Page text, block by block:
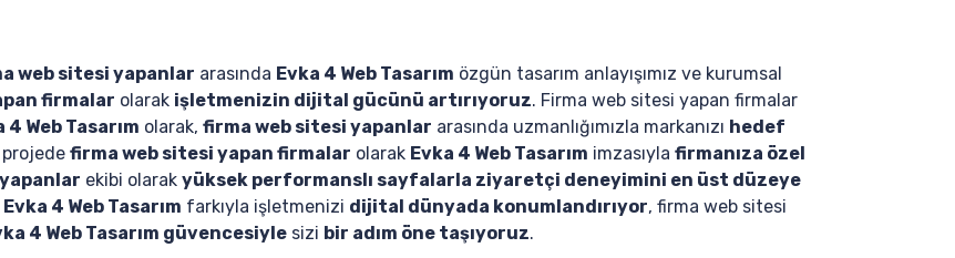
web sitesi yapanlar arasında Evka 4 Web Tasarım özgün tasarım anlayışımız ve kurumsal
firmalar olarak işletmenizin dijital gücünü artırıyoruz. Firma web sitesi yapan firmalar
4 Web Tasarım olarak, firma web sitesi yapanlar arasında uzmanlığımızla markanızı hedef
projede firma web sitesi yapan firmalar olarak Evka 4 Web Tasarım imzasıyla firmanıza özel
ekibi olarak yüksek performanslı sayfalarla ziyaretçi deneyimini en üst düzeye
Evka 4 Web Tasarım farkıyla işletmenizi dijital dünyada konumlandırıyor, firma web sitesi
4 Web Tasarım güvencesiyle sizi bir adım öne taşıyoruz.